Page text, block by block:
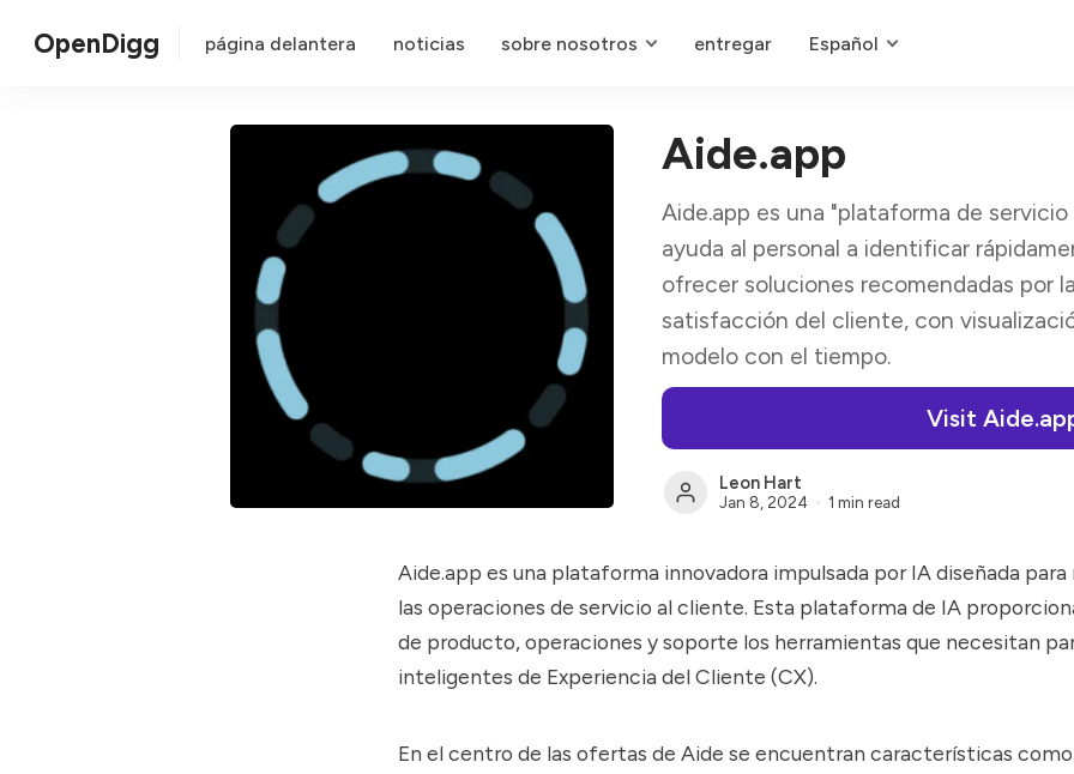
OpenDigg página delantera noticias sobre nosotros entregar Español
Aide.app
Aide.app es una "plataforma de
ayuda al personal a identificar
ofrecer soluciones recomendadas por
satisfacción del cliente, con
modelo con el tiempo.
Visit
Leon Hart
Jan 8, 2024 1 min read
Aide.app es una plataforma innovadora impulsada por IA diseñada
las operaciones de servicio al cliente. Esta plataforma de IA
de producto, operaciones y soporte los herramientas que necesitan
inteligentes de Experiencia del Cliente (CX).
En el centro de las ofertas de Aide se encuentran características